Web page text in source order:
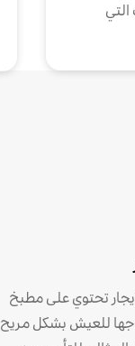
تحتوي على مطبخ
للعيش بشكل مريح